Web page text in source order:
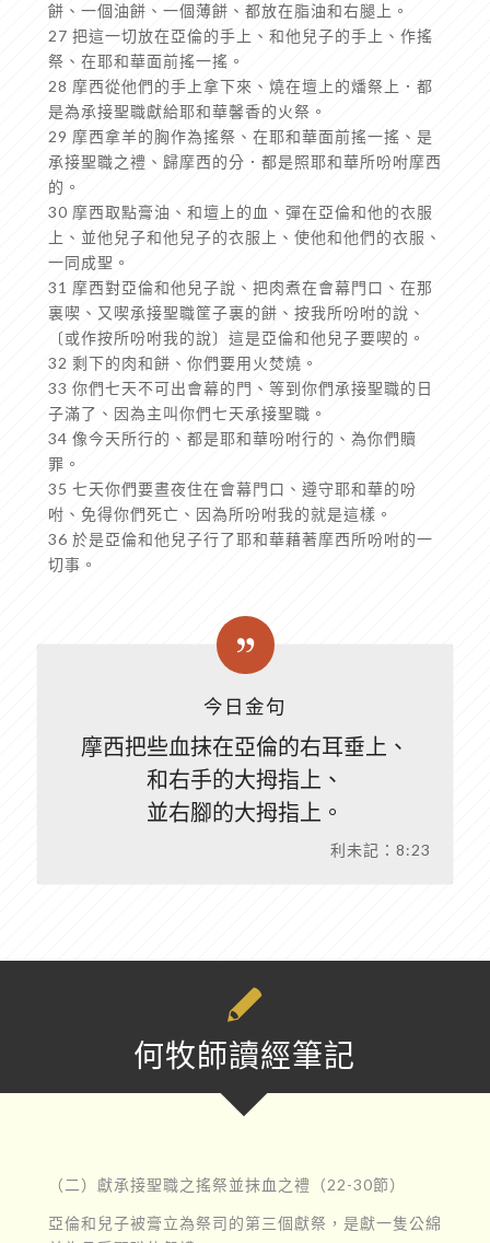
餅、一個油餅、一個薄餅、都放在脂油和右腿上。
27 把這一切放在亞倫的手上、和他兒子的手上、作搖
祭、在耶和華面前搖一搖。
28 摩西從他們的手上拿下來、燒在壇上的燔祭上．都
是為承接聖職獻給耶和華馨香的火祭。
29 摩西拿羊的胸作為搖祭、在耶和華面前搖一搖、是
承接聖職之禮、歸摩西的分．都是照耶和華所吩咐摩西
的。
30 摩西取點膏油、和壇上的血、彈在亞倫和他的衣服
上、並他兒子和他兒子的衣服上、使他和他們的衣服、
一同成聖。
31 摩西對亞倫和他兒子說、把肉煮在會幕門口、在那
裏喫、又喫承接聖職筐子裏的餅、按我所吩咐的說、
〔或作按所吩咐我的說〕這是亞倫和他兒子要喫的。
32 剩下的肉和餅、你們要用火焚燒。
33 你們七天不可出會幕的門、等到你們承接聖職的日
子滿了、因為主叫你們七天承接聖職。
34 像今天所行的、都是耶和華吩咐行的、為你們贖
罪。
35 七天你們要晝夜住在會幕門口、遵守耶和華的吩
咐、免得你們死亡、因為所吩咐我的就是這樣。
36 於是亞倫和他兒子行了耶和華藉著摩西所吩咐的一
切事。
今日金句
摩西把些血抹在亞倫的右耳垂上、
和右手的大拇指上、
並右腳的大拇指上。
利未記：8:23
何牧師讀經筆記
（二）獻承接聖職之搖祭並抹血之禮（22-30節）
亞倫和兒子被膏立為祭司的第三個獻祭，是獻一隻公綿